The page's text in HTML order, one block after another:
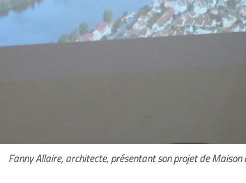
Fanny Allaire, architecte, présentant son projet de